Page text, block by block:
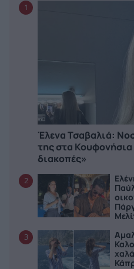
1
Έλενα Τσαβαλιά:
της στα
διακοπές»
2
3